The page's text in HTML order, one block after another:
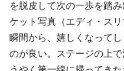
を脱皮して次の一歩を踏
ケット写真（エディ・ス
瞬間から、嬉しくなって
のが良い。ステージの上